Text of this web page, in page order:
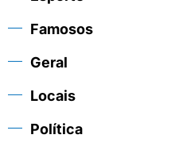
Famosos
Geral
Locais
Política